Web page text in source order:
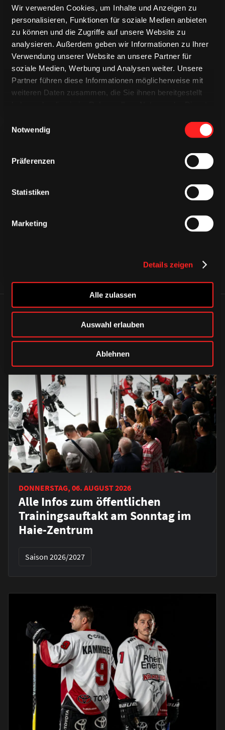
Wir verwenden Cookies, um Inhalte und Anzeigen zu
personalisieren, Funktionen für soziale Medien anbieten
zu können und die Zugriffe auf unsere Website zu
analysieren. Außerdem geben wir Informationen zu Ihrer
Verwendung unserer Website an unsere Partner für
soziale Medien, Werbung und Analysen weiter. Unsere
Partner führen diese Informationen möglicherweise mit
weiteren Daten zusammen, die Sie ihnen bereitgestellt
Notwendig
Präferenzen
Statistiken
Marketing
Details zeigen
Alle zulassen
Auswahl erlauben
Ablehnen
TRIKOTS
TRIKOTS
TRIKOTS
ÄHNLICHE NEWS
DONNERSTAG, 06. AUGUST 2026
Alle Infos zum öffentlichen
Trainingsauftakt am Sonntag im
Haie-Zentrum
Saison 2026/2027